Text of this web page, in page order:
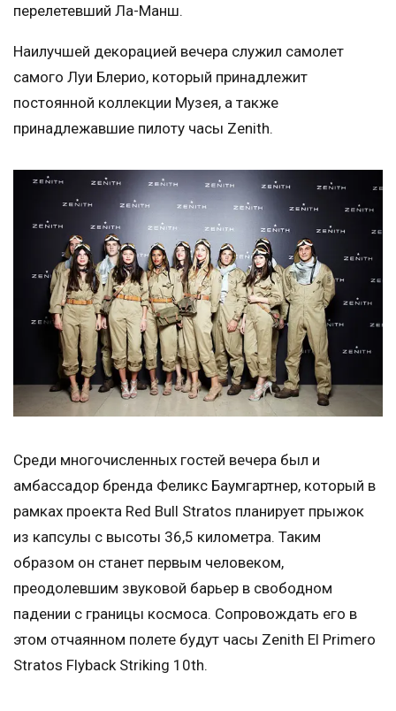
перелетевший Ла-Манш.
Наилучшей декорацией вечера служил самолет
самого Луи Блерио, который принадлежит
постоянной коллекции Музея, а также
принадлежавшие пилоту часы Zenith.
Среди многочисленных гостей вечера был и
амбассадор бренда Феликс Баумгартнер, который в
рамках проекта Red Bull Stratos планирует прыжок
из капсулы с высоты 36,5 километра. Таким
образом он станет первым человеком,
преодолевшим звуковой барьер в свободном
падении с границы космоса. Сопровождать его в
этом отчаянном полете будут часы Zenith El Primero
Stratos Flyback Striking 10th.